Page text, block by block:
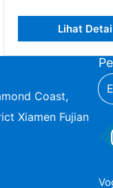
Lihat
Coast,
Xiamen Fujian